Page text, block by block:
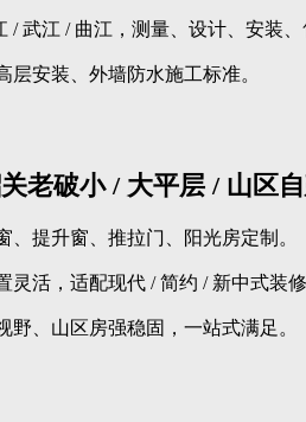
/ 武江 / 曲江，测量、设计、安装、
安装、外墙防水施工标准。
老破小 / 大平层 / 山区
、提升窗、推拉门、阳光房定制。
活，适配现代 / 简约 / 新中式装修
野、山区房强稳固，一站式满足。